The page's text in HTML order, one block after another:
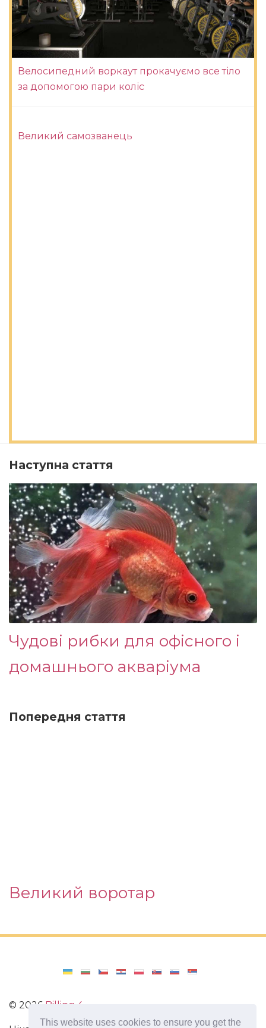
This website uses cookies to ensure you get the
Велосипедний воркаут прокачуємо все тіло
за допомогою пари коліс
Великий самозванець
Наступна стаття
Чудові рибки для офісного і
домашнього акваріума
Попередня стаття
Великий воротар
© 2026 Billing 4